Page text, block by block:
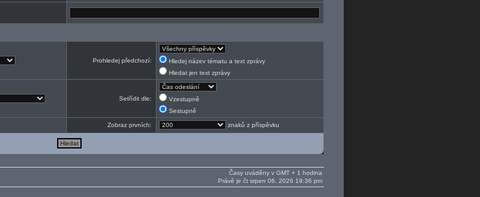
Prohledej předchozí:
Hledej název tématu a text zprávy
Hledat jen text zprávy
Setřídit dle:
Vzestupně
Sestupně
Zobraz prvních: znaků z příspěvku
Časy uváděny v GMT + 1 hodina
Právě je čt srpen 06, 2026 19:36 pm